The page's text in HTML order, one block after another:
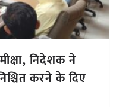
निदेशक ने
करने के दिए